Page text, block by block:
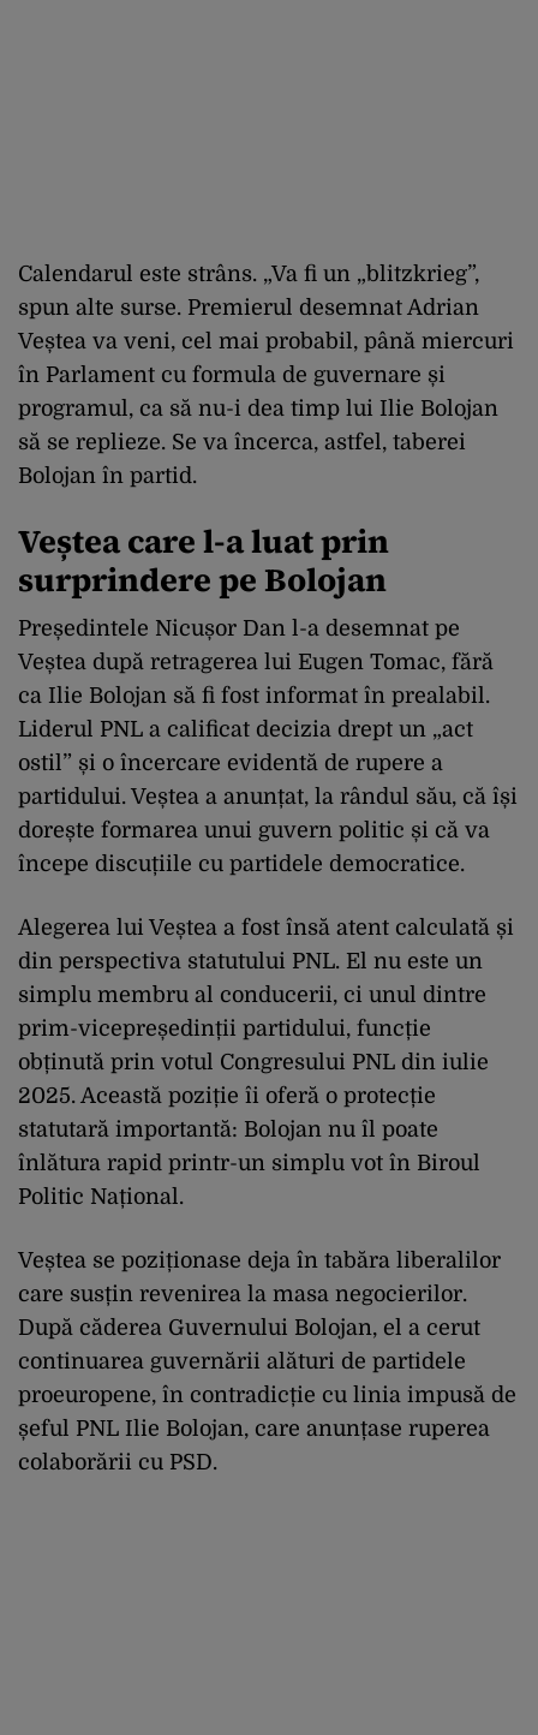
Calendarul este strâns. „Va fi un „blitzkrieg”,
spun alte surse. Premierul desemnat Adrian
Veștea va veni, cel mai probabil, până miercuri
în Parlament cu formula de guvernare și
programul, ca să nu-i dea timp lui Ilie Bolojan
să se replieze. Se va încerca, astfel, taberei
Bolojan în partid.
Veștea care l-a luat prin
surprindere pe Bolojan
Președintele Nicușor Dan l-a desemnat pe
Veștea după retragerea lui Eugen Tomac, fără
ca Ilie Bolojan să fi fost informat în prealabil.
Liderul PNL a calificat decizia drept un „act
ostil” și o încercare evidentă de rupere a
partidului. Veștea a anunțat, la rândul său, că își
dorește formarea unui guvern politic și că va
începe discuțiile cu partidele democratice.
Alegerea lui Veștea a fost însă atent calculată și
din perspectiva statutului PNL. El nu este un
simplu membru al conducerii, ci unul dintre
prim-vicepreședinții partidului, funcție
obținută prin votul Congresului PNL din iulie
2025. Această poziție îi oferă o protecție
statutară importantă: Bolojan nu îl poate
înlătura rapid printr-un simplu vot în Biroul
Politic Național.
Veștea se poziționase deja în tabăra liberalilor
care susțin revenirea la masa negocierilor.
După căderea Guvernului Bolojan, el a cerut
continuarea guvernării alături de partidele
proeuropene, în contradicție cu linia impusă de
șeful PNL Ilie Bolojan, care anunțase ruperea
colaborării cu PSD.